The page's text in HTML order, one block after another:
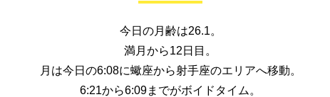
今日の月齢は26.1。
満月から12日目。
月は今日の6:08に蠍座から射手座のエリアへ移動。
6:21から6:09までがボイドタイム。